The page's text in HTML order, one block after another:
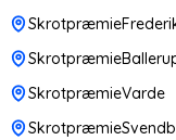
SkrotpræmieVarde